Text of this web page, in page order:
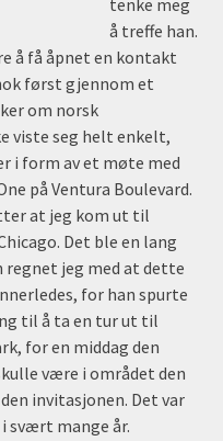
tenke meg
å treffe han.
å få åpnet en kontakt
først gjennom et
om norsk
viste seg helt enkelt,
i form av et møte med
på Ventura Boulevard.
at jeg kom ut til
Det ble en lang
regnet jeg med at dette
for han spurte
til å ta en tur ut til
for en middag den
være i området den
invitasjonen. Det var
svært mange år.